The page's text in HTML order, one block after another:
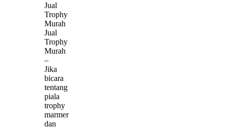
Jual
Trophy
Murah
Jual
Trophy
Murah
–
Jika
bicara
tentang
piala
trophy
marmer
dan